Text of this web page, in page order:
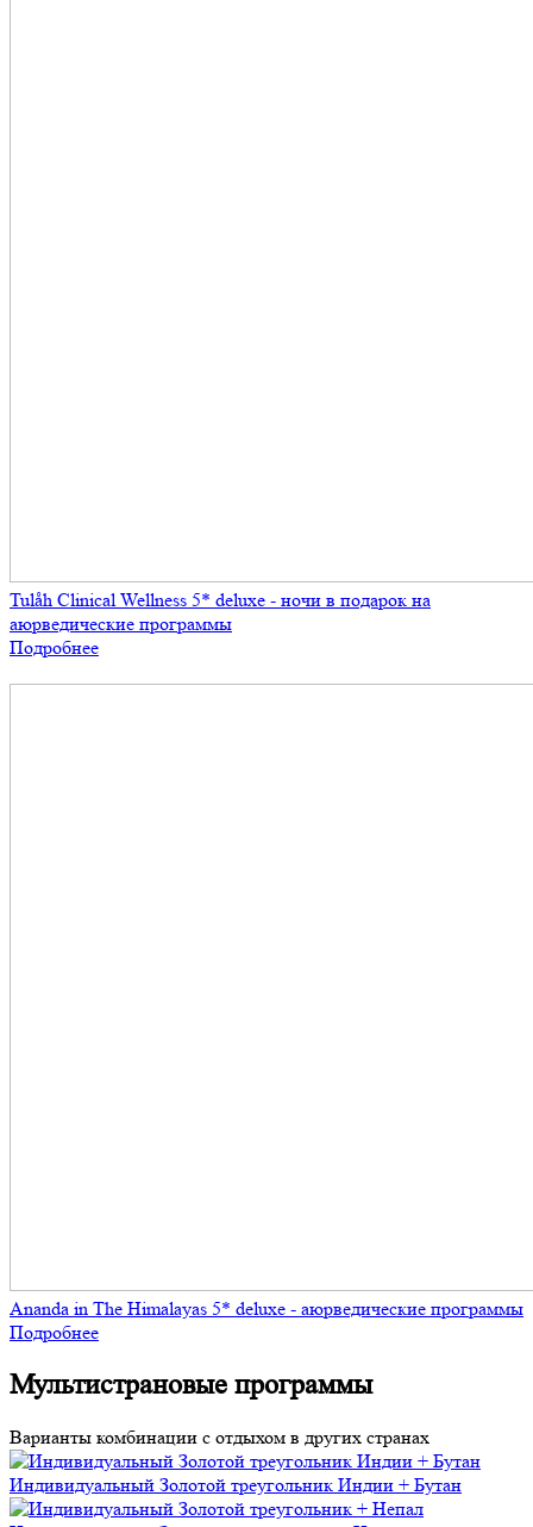
Tulåh Clinical Wellness 5* deluxe - ночи в подарок на
аюрведические программы
Подробнее
Ananda in The Himalayas 5* deluxe - аюрведические программы
Подробнее
Мультистрановые программы
Варианты комбинации с отдыхом в других странах
Индивидуальный Золотой треугольник Индии + Бутан